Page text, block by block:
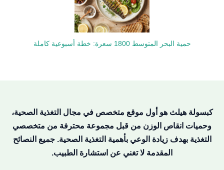
حمية البحر المتوسط 1800 سعرة: خطة أسبوعية كاملة
كبسولة هيلث هو أول موقع متخصص في مجال التغذية الصحية،
وحميات انقاص الوزن من قبل مجموعة محترفة من متخصصي
التغذية بهدف زيادة الوعي بأهمية التغذية الصحية. جميع النصائح
المقدمة لا تغني عن استشارة الطبيب.